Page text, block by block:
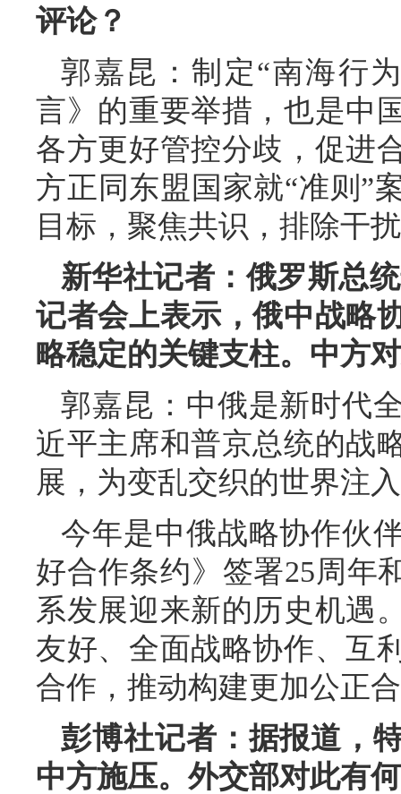
评论？
郭嘉昆：制定“南海行
言》的重要举措，也是中
各方更好管控分歧，促进
方正同东盟国家就“准则”
目标，聚焦共识，排除干
新华社记者：俄罗斯总
记者会上表示，俄中战略
略稳定的关键支柱。中方
郭嘉昆：中俄是新时代
近平主席和普京总统的战
展，为变乱交织的世界注
今年是中俄战略协作伙
好合作条约》签署25周年
系发展迎来新的历史机遇
友好、全面战略协作、互
合作，推动构建更加公正
彭博社记者：据报道，
中方施压。外交部对此有